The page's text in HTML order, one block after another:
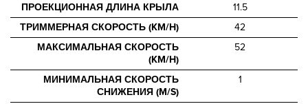
ПРОЕКЦИОННАЯ ДЛИНА КРЫЛА
11.5
ТРИММЕРНАЯ СКОРОСТЬ (KM/H)
42
МАКСИМАЛЬНАЯ СКОРОСТЬ
(KM/H)
52
МИНИМАЛЬНАЯ СКОРОСТЬ
СНИЖЕНИЯ (M/S)
1